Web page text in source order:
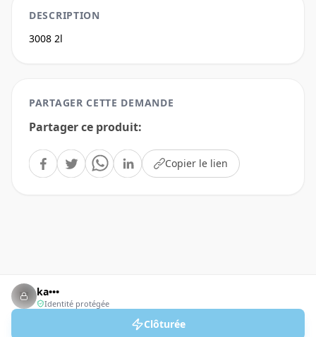
DESCRIPTION
3008 2l
PARTAGER CETTE DEMANDE
Partager ce produit:
Copier le lien
ka•••
Identité protégée
Clôturée